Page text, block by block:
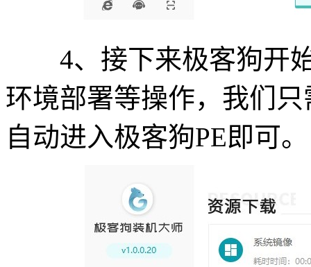
4、接下来极客狗开始
环境部署等操作，我们
自动进入极客狗PE即可。